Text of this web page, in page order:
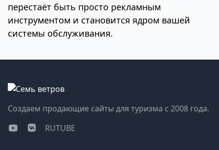
перестаёт быть просто рекламным
инструментом и становится ядром вашей
системы обслуживания.
Создаем продающие сайты для туризма с 2008 года.
RUTUBE